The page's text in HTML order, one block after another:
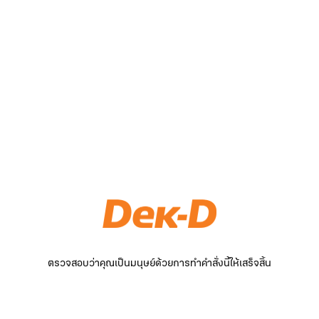
ตรวจสอบว่าคุณเป็นมนุษย์ด้วยการทำคำสั่งนี้ให้เสร็จสิ้น